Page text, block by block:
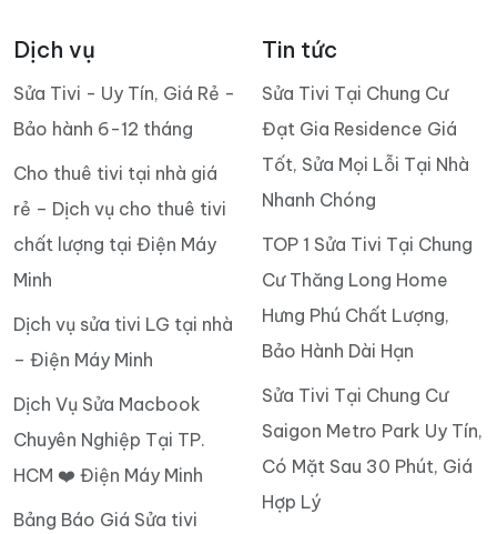
Dịch vụ
Sửa Tivi - Uy Tín, Giá Rẻ -
Bảo hành 6-12 tháng
Cho thuê tivi tại nhà giá
rẻ – Dịch vụ cho thuê tivi
chất lượng tại Điện Máy
Minh
Dịch vụ sửa tivi LG tại nhà
– Điện Máy Minh
Dịch Vụ Sửa Macbook
Chuyên Nghiệp Tại TP.
HCM ❤️ Điện Máy Minh
Bảng Báo Giá Sửa tivi
Tin tức
Sửa Tivi Tại Chung Cư
Đạt Gia Residence Giá
Tốt, Sửa Mọi Lỗi Tại Nhà
Nhanh Chóng
TOP 1 Sửa Tivi Tại Chung
Cư Thăng Long Home
Hưng Phú Chất Lượng,
Bảo Hành Dài Hạn
Sửa Tivi Tại Chung Cư
Saigon Metro Park Uy Tín,
Có Mặt Sau 30 Phút, Giá
Hợp Lý